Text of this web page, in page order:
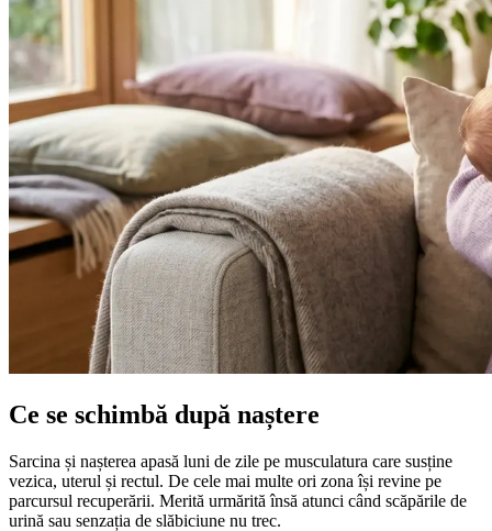
Ce se schimbă după naștere
Sarcina și nașterea apasă luni de zile pe musculatura care susține
vezica, uterul și rectul. De cele mai multe ori zona își revine pe
parcursul recuperării. Merită urmărită însă atunci când scăpările de
urină sau senzația de slăbiciune nu trec.